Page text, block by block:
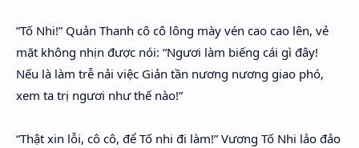
”Tố Nhi!” Quản Thanh cô cô lông mày vén cao cao lên, vẻ
mặt không nhịn được nói: “Ngươi làm biếng cái gì đây!
Nếu là làm trễ nải việc Giản tần nương nương giao phó,
xem ta trị ngươi như thế nào!”
“Thật xin lỗi, cô cô, để Tố nhi đi làm!” Vương Tố Nhi lảo đảo